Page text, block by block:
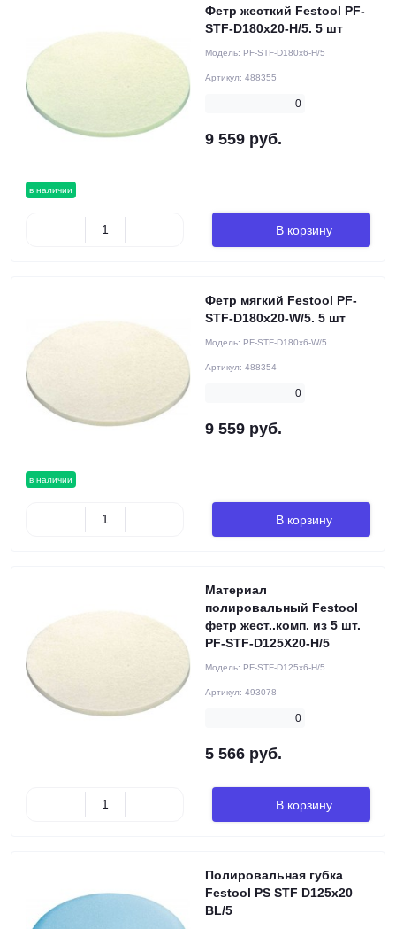
в наличии
Фетр жесткий Festool PF-
STF-D180x20-H/5. 5 шт
Модель: PF-STF-D180x6-H/5
Артикул: 488355
0
9 559 руб.
В корзину
в наличии
Фетр мягкий Festool PF-
STF-D180x20-W/5. 5 шт
Модель: PF-STF-D180x6-W/5
Артикул: 488354
0
9 559 руб.
В корзину
Материал
полировальный Festool
фетр жест..комп. из 5 шт.
PF-STF-D125X20-H/5
Модель: PF-STF-D125x6-H/5
Артикул: 493078
0
5 566 руб.
В корзину
Полировальная губка
Festool PS STF D125x20
BL/5